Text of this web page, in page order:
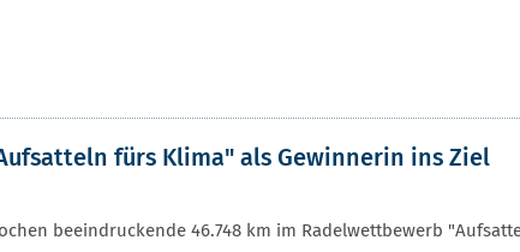
fürs Klima" als Gewinnerin ins Ziel
beeindruckende 46.748 km im Radelwettbewerb